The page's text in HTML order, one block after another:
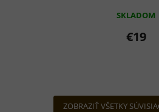
SKLADOM
€19
ZOBRAZIŤ VŠETKY